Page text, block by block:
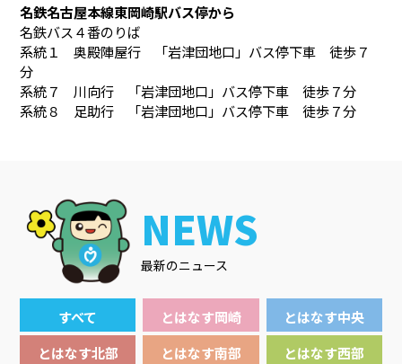
名鉄名古屋本線東岡崎駅バス停から
名鉄バス４番のりば
系統１ 奥殿陣屋行 「岩津団地口」バス停下車 徒歩７
分
系統７ 川向行 「岩津団地口」バス停下車 徒歩７分
系統８ 足助行 「岩津団地口」バス停下車 徒歩７分
NEWS
最新のニュース
すべて とはなす岡崎
とはなす中央
とはなす北部
とはなす南部
とはなす西部